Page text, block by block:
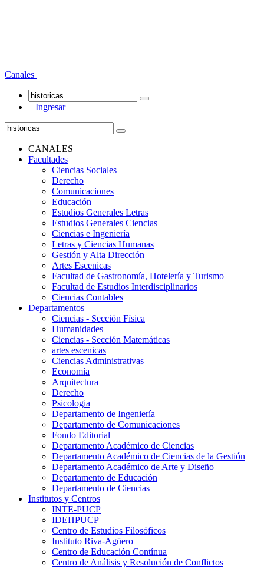
Canales
Ingresar
CANALES
Facultades
Ciencias Sociales
Derecho
Comunicaciones
Educación
Estudios Generales Letras
Estudios Generales Ciencias
Ciencias e Ingeniería
Letras y Ciencias Humanas
Gestión y Alta Dirección
Artes Escenicas
Facultad de Gastronomía, Hotelería y Turismo
Facultad de Estudios Interdisciplinarios
Ciencias Contables
Departamentos
Ciencias - Sección Física
Humanidades
Ciencias - Sección Matemáticas
artes escenicas
Ciencias Administrativas
Economía
Arquitectura
Derecho
Psicologia
Departamento de Ingeniería
Departamento de Comunicaciones
Fondo Editorial
Departamento Académico de Ciencias
Departamento Académico de Ciencias de la Gestión
Departamento Académico de Arte y Diseño
Departamento de Educación
Departamento de Ciencias
Institutos y Centros
INTE-PUCP
IDEHPUCP
Centro de Estudios Filosóficos
Instituto Riva-Agüero
Centro de Educación Contínua
Centro de Análisis y Resolución de Conflictos